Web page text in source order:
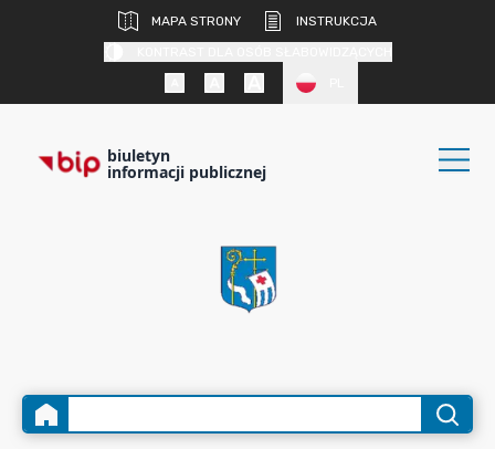
MAPA STRONY
INSTRUKCJA
biuletyn
informacji publicznej